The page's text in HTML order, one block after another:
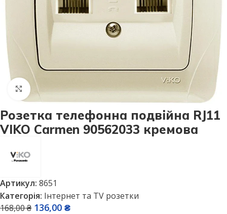
Натисніть, щоб збільшити
Розетка телефонна подвійна RJ11
VIKO Carmen 90562033 кремова
Артикул: 8651
Категорія: Інтернет та TV розетки
168,00₴ 136,00 ₴